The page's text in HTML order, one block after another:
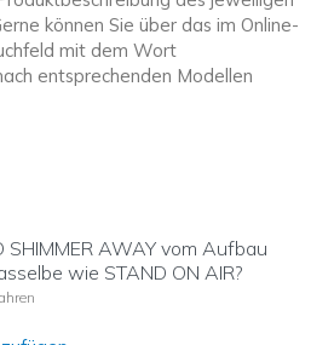
können Sie über das im Online-
mit dem Wort
entsprechenden Modellen
SHIMMER AWAY vom Aufbau
wie STAND ON AIR?